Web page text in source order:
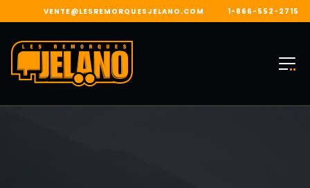
VENTE@LESREMORQUESJELANO.COM 1-866-552-2715